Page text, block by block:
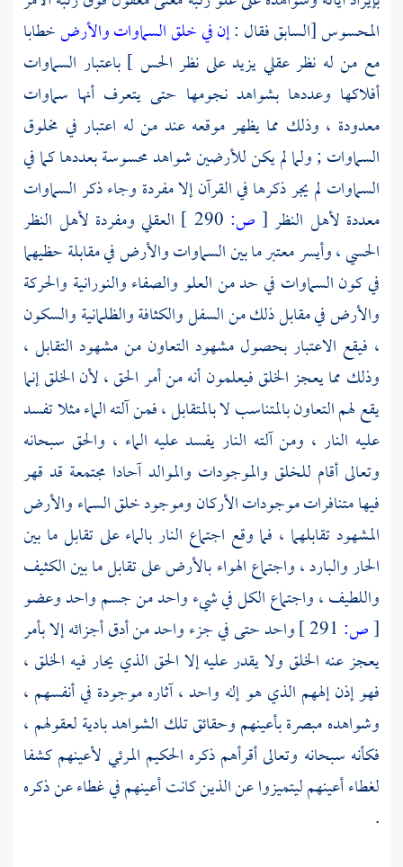
المحسوس [السابق فقال :إن في خلق السماوات والأرضخطابا
مع من له نظر عقلي يزيد على نظر الحس ] باعتبار السماوات
أفلاكها وعددها بشواهد نجومها حتى يتعرف أنها سماوات
معدودة ، وذلك مما يظهر موقعه عند من له اعتبار في مخلوق
السماوات ; ولما لم يكن للأرضين شواهد محسوسة بعددها كما في
السماوات لم يجر ذكرها في القرآن إلا مفردة وجاء ذكر السماوات
معددة لأهل النظر [ ص:
العقلي ومفردة لأهل النظر
الحسي ، وأيسر معتبر ما بين السماوات والأرض في مقابلة حظيهما
في كون السماوات في حد من العلو والصفاء والنورانية والحركة
والأرض في مقابل ذلك من السفل والكثافة والظلمانية والسكون
، فيقع الاعتبار بحصول مشهود التعاون من مشهود التقابل ،
وذلك مما يعجز الخلق فيعلمون أنه من أمر الحق ، لأن الخلق إنما
يقع لهم التعاون بالمتناسب لا بالمتقابل ، فمن آلته الماء مثلا تفسد
عليه النار ، ومن آلته النار يفسد عليه الماء ، والحق سبحانه
وتعالى أقام للخلق والموجودات والموالد آحادا مجتمعة قد قهر
فيها متنافرات موجودات الأركان وموجود خلق السماء والأرض
المشهود تقابلهما ، فما وقع اجتماع النار بالماء على تقابل ما بين
الحار والبارد ، واجتماع الهواء بالأرض على تقابل ما بين الكثيف
واللطيف ، واجتماع الكل في شيء واحد من جسم واحد وعضو
[ص:
واحد حتى في جزء واحد من أدق أجزائه إلا بأمر
يعجز عنه الخلق ولا يقدر عليه إلا الحق الذي يحار فيه الخلق ،
فهو إذن إلههم الذي هو إله واحد ، آثاره موجودة في أنفسهم ،
وشواهده مبصرة بأعينهم وحقائق تلك الشواهد بادية لعقولهم ،
فكأنه سبحانه وتعالى أقرأهم ذكره الحكيم المرئي لأعينهم كشفا
لغطاء أعينهم ليتميزوا عن الذين كانت أعينهم في غطاء عن ذكره
.